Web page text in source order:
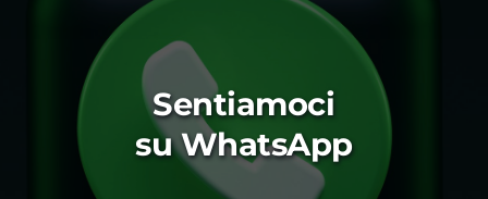
Sentiamoci
su WhatsApp